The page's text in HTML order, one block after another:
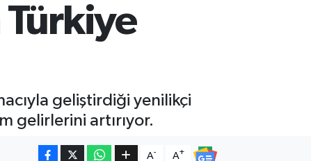
Türkiye
geliştirdiği yenilikçi
gelirlerini artırıyor.
A- A+